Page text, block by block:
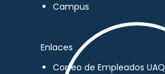
Campus
Enlaces
Correo de Empleados UAQ